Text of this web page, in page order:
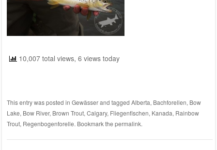
10,007 total views, 6 views today
This entry was posted in Gewässerand tagged Alberta, Bachforellen, Bow
Lake, Bow River, Brown Trout, Calgary, Fliegenfischen, Kanada, Rainbow
Trout, Regenbogenforelle. Bookmark the permalink.